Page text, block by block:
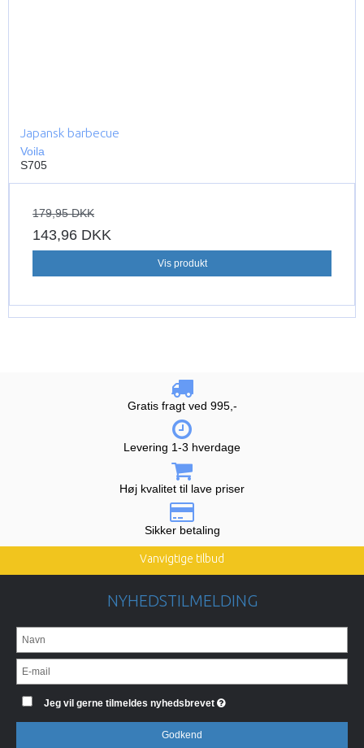
Japansk barbecue
Voila
S705
179,95 DKK
143,96 DKK
Vis produkt
Gratis fragt ved 995,-
Levering 1-3 hverdage
Høj kvalitet til lave priser
Sikker betaling
Vanvigtige tilbud
NYHEDSTILMELDING
Jeg vil gerne tilmeldes nyhedsbrevet
Godkend